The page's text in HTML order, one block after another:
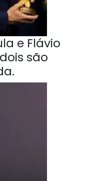
e Flávio
são